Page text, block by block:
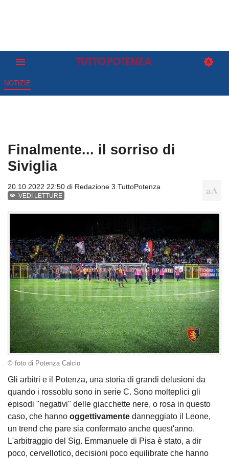
NOTIZIE
Finalmente... il sorriso di
Siviglia
20.10.2022 22:50 di Redazione 3 TuttoPotenza
VEDI LETTURE
© foto di Potenza Calcio
Gli arbitri e il Potenza, una storia di grandi delusioni da
quando i rossoblu sono in serie C. Sono molteplici gli
episodi "negativi" delle giacchette nere, o rosa in questo
caso, che hanno oggettivamente danneggiato il Leone,
un trend che pare sia confermato anche quest'anno.
L'arbitraggio del Sig. Emmanuele di Pisa è stato, a dir
poco, cervellotico, decisioni poco equilibrate che hanno